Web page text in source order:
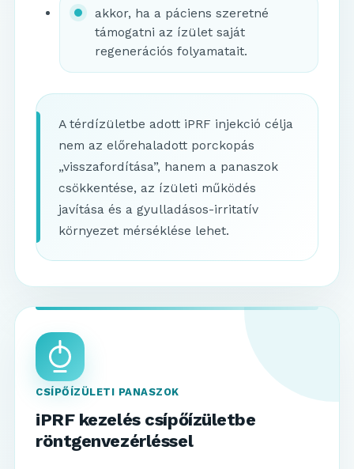
akkor, ha a páciens szeretné
támogatni az ízület saját
regenerációs folyamatait.
A térdízületbe adott iPRF injekció célja
nem az előrehaladott porckopás
„visszafordítása”, hanem a panaszok
csökkentése, az ízületi működés
javítása és a gyulladásos-irritatív
környezet mérséklése lehet.
CSÍPŐÍZÜLETI PANASZOK
iPRF kezelés csípőízületbe
röntgenvezérléssel